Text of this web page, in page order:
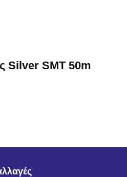
Silver SMT 50m